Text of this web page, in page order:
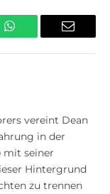
WhatsApp E-
vereint Dean
in der
mit seiner
Hintergrund
zu trennen